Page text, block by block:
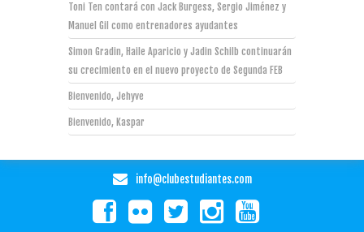
Toni Ten contará con Jack Burgess, Sergio Jiménez y
Manuel Gil como entrenadores ayudantes
Simon Gradin, Haile Aparicio y Jadin Schilb continuarán
su crecimiento en el nuevo proyecto de Segunda FEB
Bienvenido, Jehyve
Bienvenido, Kaspar
info@clubestudiantes.com